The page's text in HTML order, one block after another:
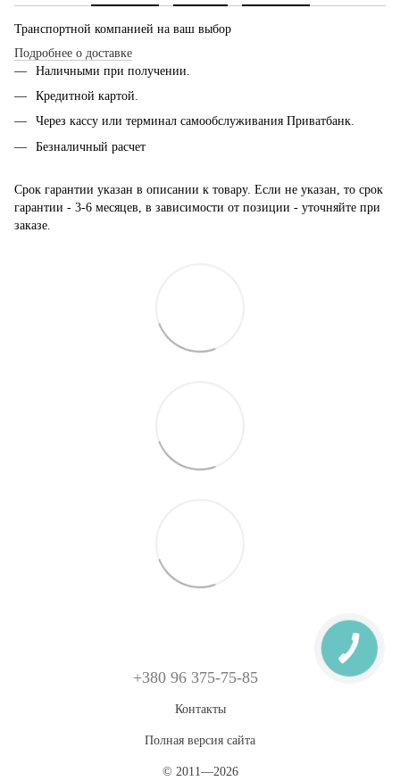
Транспортной компанией на ваш выбор
Подробнее о доставке
Наличными при получении.
Кредитной картой.
Через кассу или терминал самообслуживания Приватбанк.
Безналичный расчет
Срок гарантии указан в описании к товару. Если не указан, то срок
гарантии - 3-6 месяцев, в зависимости от позиции - уточняйте при
заказе.
+380 96 375-75-85
Контакты
Полная версия сайта
© 2011—2026